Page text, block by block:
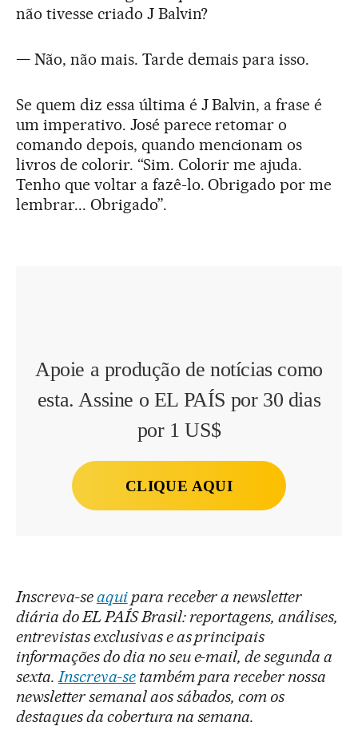
não tivesse criado J Balvin?
— Não, não mais. Tarde demais para isso.
Se quem diz essa última é J Balvin, a frase é
um imperativo. José parece retomar o
comando depois, quando mencionam os
livros de colorir. “Sim. Colorir me ajuda.
Tenho que voltar a fazê-lo. Obrigado por me
lembrar... Obrigado”.
Apoie a produção de notícias como
esta. Assine o EL PAÍS por 30 dias
por 1 US$
CLIQUE AQUI
Inscreva-seaquipara receber a newsletter
diária do EL PAÍS Brasil: reportagens, análises,
entrevistas exclusivas e as principais
informações do dia no seu e-mail, de segunda a
sexta.Inscreva-setambém para receber nossa
newsletter semanal aos sábados, com os
destaques da cobertura na semana.